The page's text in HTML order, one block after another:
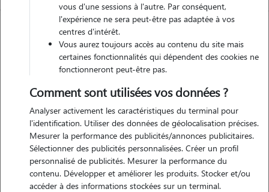
Motivation
bonjour à tous, je souhaite devenir pet sitter car je suis une étudiante
de 18 ans et cherche à faire un petit boulot qui me plaît. je suis une
amoureuse des animaux mais n'ai malheureusement eu que deux
chats dans ma vie car j'habite en appartement. je souhaite alors avoir
vous d'une sessions à l'autre. Par conséquent,
l'expérience ne sera peut-être pas adaptée à vos
centres d'intérêt.
Vous aurez toujours accès au contenu du site mais
certaines fonctionnalités qui dépendent des cookies ne
fonctionneront peut-être pas.
Comment sont utilisées vos données ?
Analyser activement les caractéristiques du terminal pour
l'identification. Utiliser des données de géolocalisation précises.
Mesurer la performance des publicités/annonces publicitaires.
Sélectionner des publicités personnalisées. Créer un profil
personnalisé de publicités. Mesurer la performance du
contenu. Développer et améliorer les produits. Stocker et/ou
accéder à des informations stockées sur un terminal.